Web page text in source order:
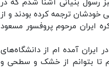
رسول بنیانی آشنا شدم که در
ترجمه کرده بودند و از
ایران مرحوم پروفسور مسعود
ایران آمده ام از دانشگاه‌های
ام تا بتوانم از خشک و سطحی و